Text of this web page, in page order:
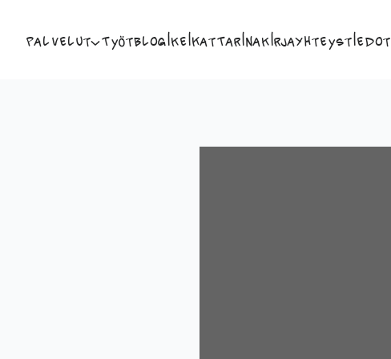
Palvelut TyötBlogiKeikatTarinaKirjaYhteystiedot